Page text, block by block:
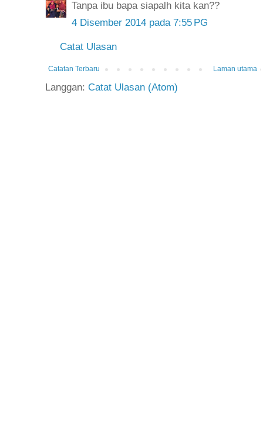
Tanpa ibu bapa siapalh kita kan??
4 Disember 2014 pada 7:55 PG
Catat Ulasan
Catatan Terbaru Laman utama
Langgan: Catat Ulasan (Atom)